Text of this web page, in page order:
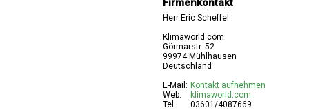
Firmenkontakt
Herr Eric Scheffel
Klimaworld.com
Görmarstr. 52
99974 Mühlhausen
Deutschland
E-Mail: Kontakt aufnehmen
Web:
klimaworld.com
Tel:
03601/4087669